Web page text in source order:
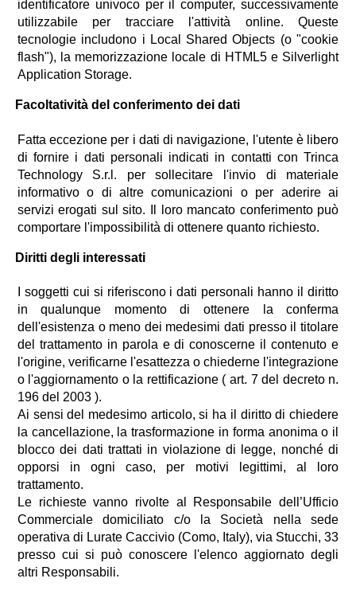
identificatore univoco per il computer, successivamente
utilizzabile per tracciare l'attività online. Queste
tecnologie includono i Local Shared Objects (o "cookie
flash"), la memorizzazione locale di HTML5 e Silverlight
Application Storage.
Facoltatività del conferimento dei dati
Fatta eccezione per i dati di navigazione, l'utente è libero
di fornire i dati personali indicati in contatti con Trinca
Technology S.r.l. per sollecitare l'invio di materiale
informativo o di altre comunicazioni o per aderire ai
servizi erogati sul sito. Il loro mancato conferimento può
comportare l'impossibilità di ottenere quanto richiesto.
Diritti degli interessati
I soggetti cui si riferiscono i dati personali hanno il diritto
in qualunque momento di ottenere la conferma
dell'esistenza o meno dei medesimi dati presso il titolare
del trattamento in parola e di conoscerne il contenuto e
l'origine, verificarne l'esattezza o chiederne l'integrazione
o l'aggiornamento o la rettificazione ( art. 7 del decreto n.
196 del 2003 ).
Ai sensi del medesimo articolo, si ha il diritto di chiedere
la cancellazione, la trasformazione in forma anonima o il
blocco dei dati trattati in violazione di legge, nonché di
opporsi in ogni caso, per motivi legittimi, al loro
trattamento.
Le richieste vanno rivolte al Responsabile dell’Ufficio
Commerciale domiciliato c/o la Società nella sede
operativa di Lurate Caccivio (Como, Italy), via Stucchi, 33
presso cui si può conoscere l'elenco aggiornato degli
altri Responsabili.